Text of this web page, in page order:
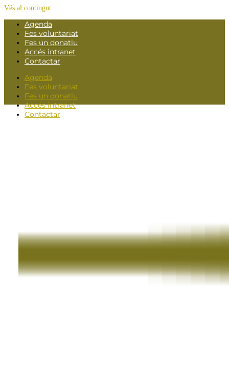
Vés al contingut
Agenda
Fes voluntariat
Fes un donatiu
Accés intranet
Contactar
Agenda
Fes voluntariat
Fes un donatiu
Accés intranet
Contactar